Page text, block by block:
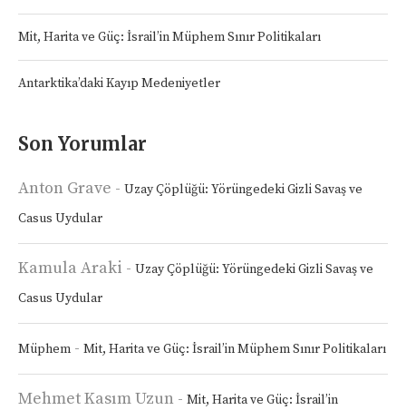
Mit, Harita ve Güç: İsrail’in Müphem Sınır Politikaları
Antarktika’daki Kayıp Medeniyetler
Son Yorumlar
Anton Grave - Uzay Çöplüğü: Yörüngedeki Gizli Savaş ve
Casus Uydular
Kamula Araki - Uzay Çöplüğü: Yörüngedeki Gizli Savaş ve
Casus Uydular
Müphem - Mit, Harita ve Güç: İsrail’in Müphem Sınır Politikaları
Mehmet Kasım Uzun - Mit, Harita ve Güç: İsrail’in